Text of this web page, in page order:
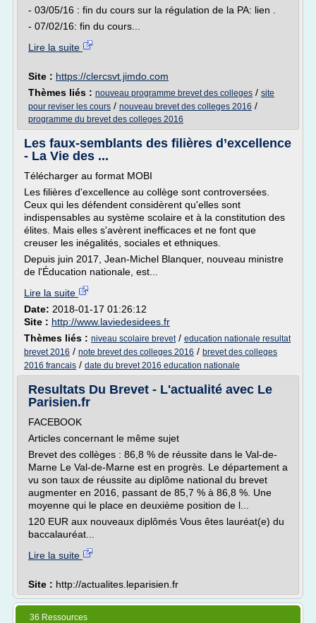
- 03/05/16 : fin du cours sur la régulation de la PA: lien .
- 07/02/16: fin du cours...
Lire la suite
Site : https://clercsvt.jimdo.com
Thèmes liés : nouveau programme brevet des colleges / site
pour reviser les cours / nouveau brevet des colleges 2016 /
programme du brevet des colleges 2016
Les faux-semblants des filières d’excellence
- La Vie des ...
Télécharger au format MOBI
Les filières d'excellence au collège sont controversées.
Ceux qui les défendent considèrent qu'elles sont
indispensables au système scolaire et à la constitution des
élites. Mais elles s'avèrent inefficaces et ne font que
creuser les inégalités, sociales et ethniques.
Depuis juin 2017, Jean-Michel Blanquer, nouveau ministre
de l'Éducation nationale, est...
Lire la suite
Date: 2018-01-17 01:26:12
Site : http://www.laviedesidees.fr
Thèmes liés : niveau scolaire brevet/ education nationale resultat
brevet 2016 / note brevet des colleges 2016 / brevet des colleges
2016 francais / date du brevet 2016 education nationale
Resultats Du Brevet - L'actualité avec Le
Parisien.fr
FACEBOOK
Articles concernant le même sujet
Brevet des collèges : 86,8 % de réussite dans le Val-de-
Marne Le Val-de-Marne est en progrès. Le département a
vu son taux de réussite au diplôme national du brevet
augmenter en 2016, passant de 85,7 % à 86,8 %. Une
moyenne qui le place en deuxième position de l...
120 EUR aux nouveaux diplômés Vous êtes lauréat(e) du
baccalauréat...
Lire la suite
Site : http://actualites.leparisien.fr
36 Ressources